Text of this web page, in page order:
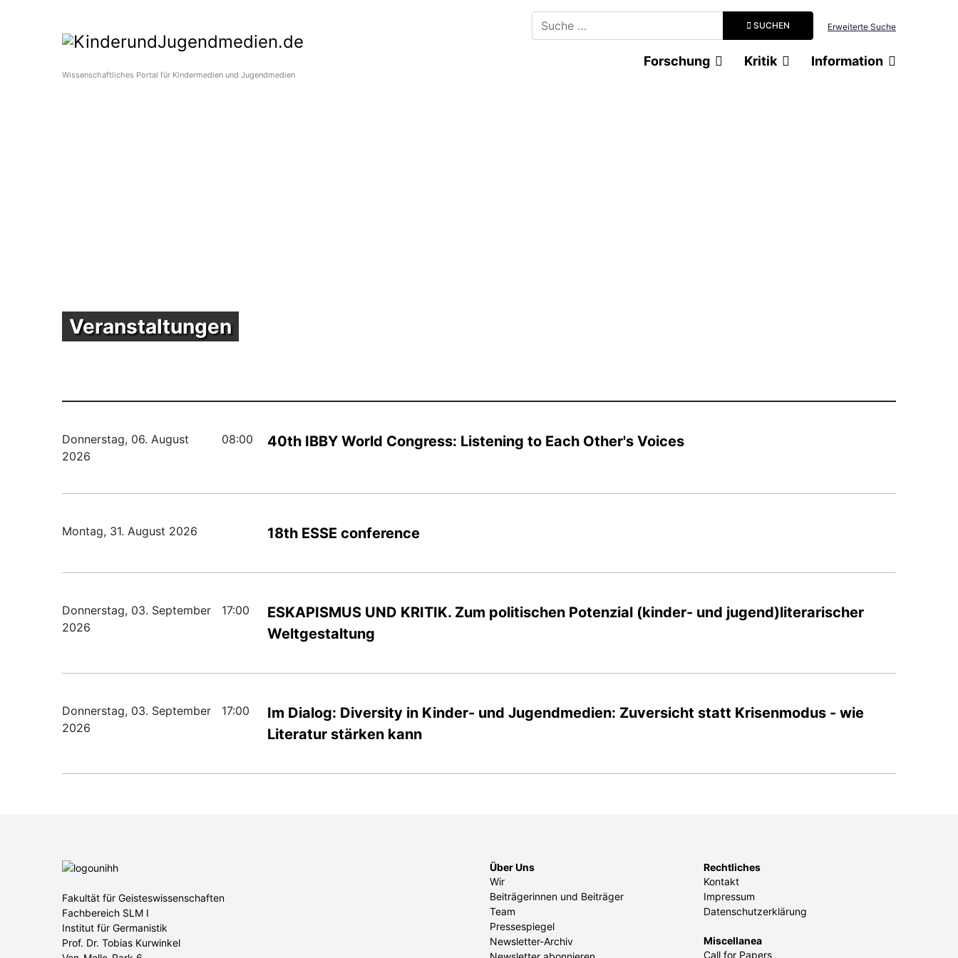
SUCHEN Erweiterte Suche
Wissenschaftliches Portal für Kindermedien und Jugendmedien
Forschung Kritik Information
Veranstaltungen
Donnerstag, 06. August
2026
08:00 40th IBBY World Congress: Listening to Each Other's Voices
Montag, 31. August 2026 18th ESSE conference
Donnerstag, 03. September
2026
17:00
ESKAPISMUS UND KRITIK. Zum politischen Potenzial (kinder- und jugend)literarischer
Weltgestaltung
Donnerstag, 03. September
2026
17:00
Im Dialog: Diversity in Kinder- und Jugendmedien: Zuversicht statt Krisenmodus - wie
Literatur stärken kann
Fakultät für Geisteswissenschaften
Fachbereich SLM I
Institut für Germanistik
Prof. Dr. Tobias Kurwinkel
Über Uns
Wir
Beiträgerinnen und Beiträger
Team
Pressespiegel
Newsletter-Archiv
Rechtliches
Kontakt
Impressum
Datenschutzerklärung
Miscellanea
Call for Papers